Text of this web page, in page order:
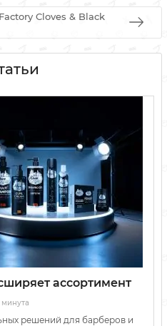
Cloves & Black
ассортимент
минута
решений для барберов и